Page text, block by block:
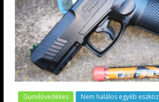
Gumilövedékes Nem halálos egyéb eszköz